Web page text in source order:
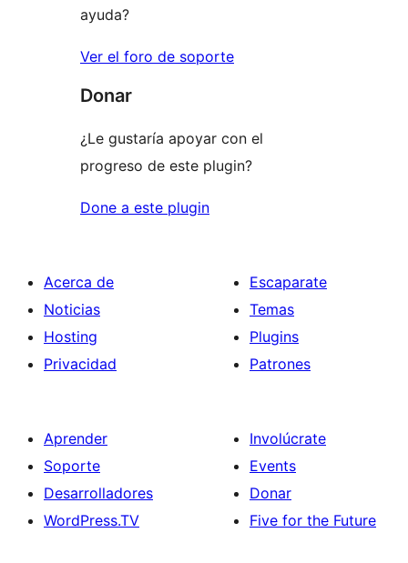
ayuda?
Ver el foro de soporte
Donar
¿Le gustaría apoyar con el
progreso de este plugin?
Done a este plugin
Acerca de
Noticias
Hosting
Privacidad
Escaparate
Temas
Plugins
Patrones
Aprender
Soporte
Desarrolladores
WordPress.TV
Involúcrate
Events
Donar
Five for the Future